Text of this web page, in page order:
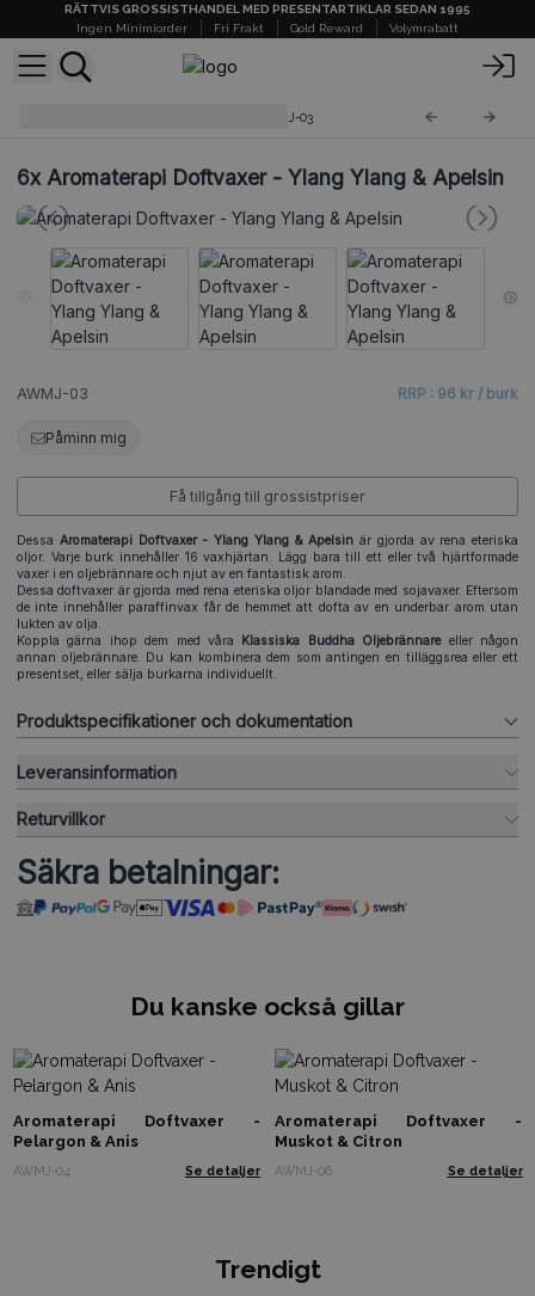
RÄTTVIS GROSSISTHANDEL MED PRESENTARTIKLAR SEDAN 1995
Ingen Minimiorder
Fri Frakt Gold Reward Volymrabatt
AWMJ-03
6xAromaterapi Doftvaxer - Ylang Ylang & Apelsin
AWMJ-03 RRP : 96 kr / burk
Påminn mig
Få tillgång till grossistpriser
Dessa Aromaterapi Doftvaxer - Ylang Ylang & Apelsin är gjorda av rena eteriska
oljor. Varje burk innehåller 16 vaxhjärtan. Lägg bara till ett eller två hjärtformade
vaxer i en oljebrännare och njut av en fantastisk arom.
Dessa doftvaxer är gjorda med rena eteriska oljor blandade med sojavaxer. Eftersom
de inte innehåller paraffinvax får de hemmet att dofta av en underbar arom utan
lukten av olja.
Koppla gärna ihop dem med våra Klassiska Buddha Oljebrännareeller någon
annan oljebrännare. Du kan kombinera dem som antingen en tilläggsrea eller ett
presentset, eller sälja burkarna individuellt.
Produktspecifikationer och dokumentation
Leveransinformation
Returvillkor
Säkra betalningar:
Du kanske också gillar
Aromaterapi Doftvaxer -
Pelargon & Anis
AWMJ-04 Se detaljer
Aromaterapi Doftvaxer -
Muskot & Citron
AWMJ-06 Se detaljer
Trendigt